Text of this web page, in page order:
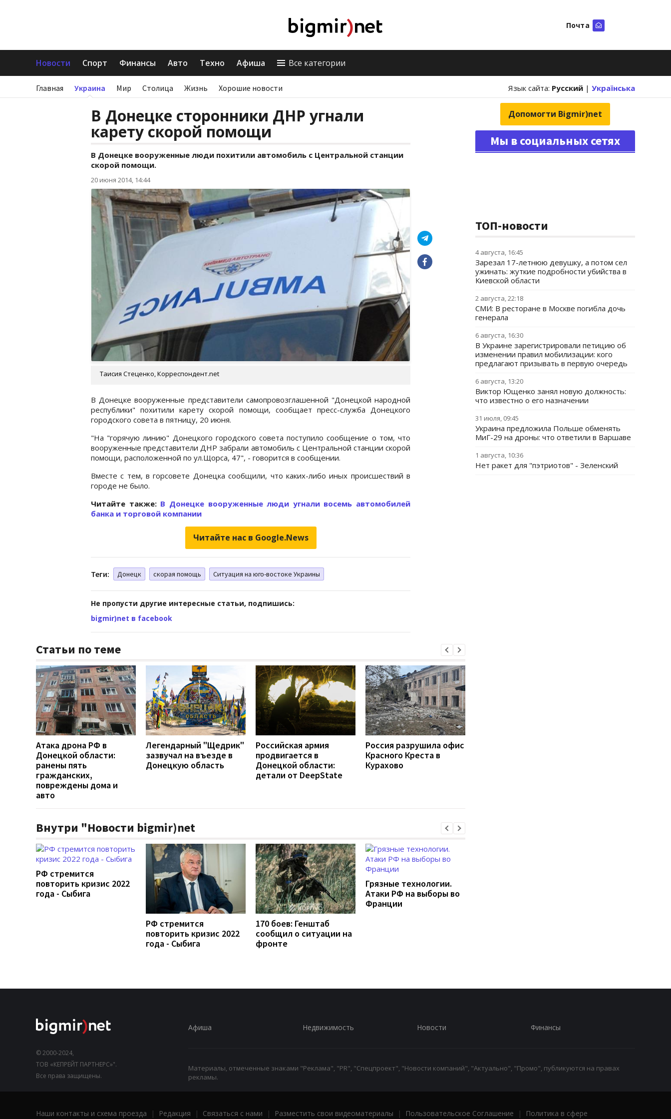
Почта
Новости Спорт Финансы Авто Техно Афиша Все категории
Главная Украина Мир Столица Жизнь Хорошие новости Язык сайта: Русский | Українська
В Донецке сторонники ДНР угнали
карету скорой помощи
В Донецке вооруженные люди похитили автомобиль с Центральной станции
скорой помощи.
20 июня 2014, 14:44
Таисия Стеценко, Корреспондент.net
В Донецке вооруженные представители самопровозглашенной "Донецкой народной
республики" похитили карету скорой помощи, сообщает пресс-служба Донецкого
городского совета в пятницу, 20 июня.
"На "горячую линию" Донецкого городского совета поступило сообщение о том, что
вооруженные представители ДНР забрали автомобиль с Центральной станции скорой
помощи, расположенной по ул.Щорса, 47", - говорится в сообщении.
Вместе с тем, в горсовете Донецка сообщили, что каких-либо иных происшествий в
городе не было.
Читайте также: В Донецке вооруженные люди угнали восемь автомобилей
банка и торговой компании
Читайте нас в Google.News
Теги: Донецк скорая помощь Ситуация на юго-востоке Украины
Не пропусти другие интересные статьи, подпишись:
bigmir)net в facebook
Статьи по теме
Атака дрона РФ в
Донецкой области:
ранены пять
гражданских,
повреждены дома и
авто
Легендарный "Щедрик"
зазвучал на въезде в
Донецкую область
Российская армия
продвигается в
Донецкой области:
детали от DeepState
Россия разрушила офис
Красного Креста в
Курахово
Внутри "Новости bigmir)net
РФ стремится
повторить кризис 2022
года - Сыбига
РФ стремится
повторить кризис 2022
года - Сыбига
170 боев: Генштаб
сообщил о ситуации на
фронте
Грязные технологии.
Атаки РФ на выборы во
Франции
Допомогти Bigmir)net
Мы в социальных сетях
ТОП-новости
4 августа, 16:45
Зарезал 17-летнюю девушку, а потом сел
ужинать: жуткие подробности убийства в
Киевской области
2 августа, 22:18
СМИ: В ресторане в Москве погибла дочь
генерала
6 августа, 16:30
В Украине зарегистрировали петицию об
изменении правил мобилизации: кого
предлагают призывать в первую очередь
6 августа, 13:20
Виктор Ющенко занял новую должность:
что известно о его назначении
31 июля, 09:45
Украина предложила Польше обменять
МиГ-29 на дроны: что ответили в Варшаве
1 августа, 10:36
Нет ракет для "пэтриотов" - Зеленский
© 2000-2024,
ТОВ «КЕПРЕЙТ ПАРТНЕРС»".
Все права защищены.
Афиша Недвижимость Новости Финансы
Материалы, отмеченные знаками "Реклама", "PR", "Спецпроект", "Новости компаний", "Актуально", "Промо", публикуются на правах
рекламы.
Наши контакты и схема проезда | Редакция | Связаться с нами | Разместить свои видеоматериалы | Пользовательское Соглашение |
Политика в сфере